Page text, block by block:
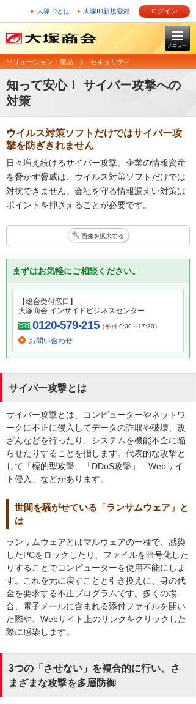
大塚IDとは 大塚ID新規登録 ログイン
メニュー
ソリューション・製品 セキュリティ
知って安心！ サイバー攻撃への
対策
ウイルス対策ソフトだけではサイバー攻
撃を防ぎきれません
日々増え続けるサイバー攻撃。企業の情報資産
を脅かす脅威は、ウイルス対策ソフトだけでは
対抗できません。会社を守る情報漏えい対策は
ポイントを押さえることが必要です。
画像を拡大する
まずはお気軽にご相談ください。
【総合受付窓口】
大塚商会 インサイドビジネスセンター
0120-579-215（平日 9:00～17:30）
お問い合わせ
サイバー攻撃とは
サイバー攻撃とは、コンピューターやネットワ
ークに不正に侵入してデータの詐取や破壊、改
ざんなどを行ったり、システムを機能不全に陥
らせたりすることを指します。代表的な攻撃と
して「標的型攻撃」「DDoS攻撃」「Webサイ
ト侵入」などがあります。
世間を騒がせている「ランサムウェア」と
は
ランサムウェアとはマルウェアの一種で、感染
したPCをロックしたり、ファイルを暗号化した
りすることでコンピューターを使用不能にしま
す。これを元に戻すことと引き換えに、身の代
金を要求する不正プログラムです。多くの場
合、電子メールに含まれる添付ファイルを開い
た際や、Webサイト上のリンクをクリックした
際に感染します。
3つの「させない」を複合的に行い、さ
まざまな攻撃を多層防御